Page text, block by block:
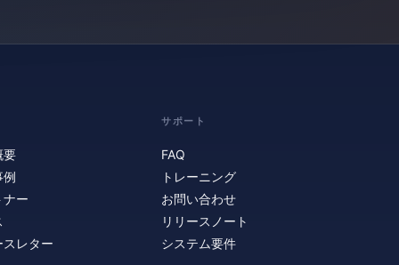
要
例
ナー
スレター
サポート
FAQ
トレーニング
お問い合わせ
リリースノート
システム要件